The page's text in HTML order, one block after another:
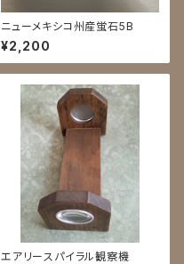
ニューメキシコ州産蛍石5B
¥2,200
エアリースパイラル観察機